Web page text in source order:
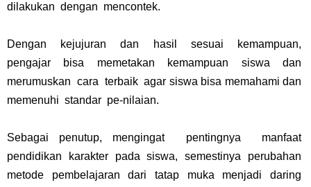
dilakukan dengan mencontek.
Dengan kejujuran dan hasil sesuai kemampuan,
pengajar bisa memetakan kemampuan siswa dan
merumuskan cara terbaik agar siswa bisa memahami dan
memenuhi standar pe-nilaian.
Sebagai penutup, mengingat pentingnya manfaat
pendidikan karakter pada siswa, semestinya perubahan
metode pembelajaran dari tatap muka menjadi daring